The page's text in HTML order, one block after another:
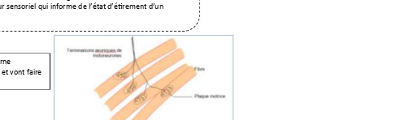
sensoriel qui informe de l’état d’étirement d’un
et vont faire